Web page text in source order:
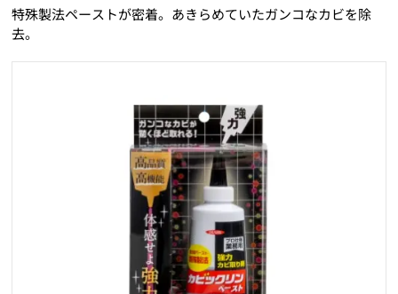
特殊製法ペーストが密着。あきらめていたガンコなカビを除
去。